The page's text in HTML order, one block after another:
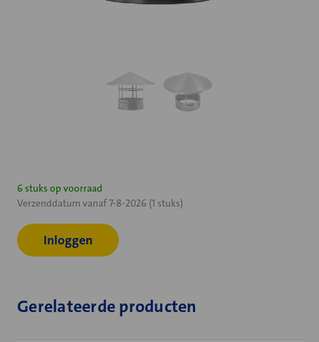
Huidige
voorraad:
6 stuks op voorraad
Verzenddatum vanaf 7-8-2026 (1 stuks)
Inloggen
Gerelateerde producten